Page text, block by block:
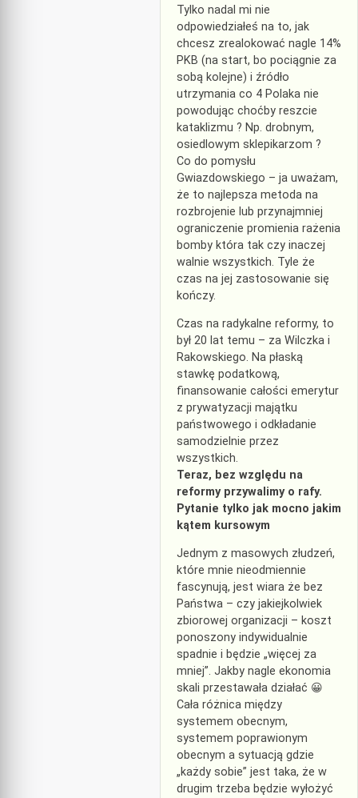
Tylko nadal mi nie
odpowiedziałeś na to, jak
chcesz zrealokować nagle 14%
PKB (na start, bo pociągnie za
sobą kolejne) i źródło
utrzymania co 4 Polaka nie
powodując choćby reszcie
kataklizmu ? Np. drobnym,
osiedlowym sklepikarzom ?
Co do pomysłu
Gwiazdowskiego – ja uważam,
że to najlepsza metoda na
rozbrojenie lub przynajmniej
ograniczenie promienia rażenia
bomby która tak czy inaczej
walnie wszystkich. Tyle że
czas na jej zastosowanie się
kończy.
Czas na radykalne reformy, to
był 20 lat temu – za Wilczka i
Rakowskiego. Na płaską
stawkę podatkową,
finansowanie całości emerytur
z prywatyzacji majątku
państwowego i odkładanie
samodzielnie przez
wszystkich.
Teraz, bez względu na
reformy przywalimy o rafy.
Pytanie tylko jak mocno jakim
kątem kursowym
Jednym z masowych złudzeń,
które mnie nieodmiennie
fascynują, jest wiara że bez
Państwa – czy jakiejkolwiek
zbiorowej organizacji – koszt
ponoszony indywidualnie
spadnie i będzie „więcej za
mniej”. Jakby nagle ekonomia
skali przestawała działać 😀
Cała różnica między
systemem obecnym,
systemem poprawionym
obecnym a sytuacją gdzie
„każdy sobie” jest taka, że w
drugim trzeba będzie wyłożyć